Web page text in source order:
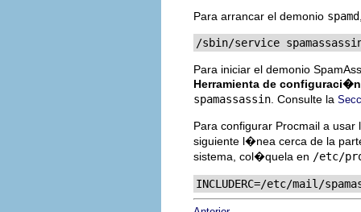
Para arrancar el demonio spamd
/sbin/service
Para iniciar el demonio
Herramienta de
spamassassin . Consulte la
Para configurar Procmail a
siguiente l�nea cerca de la
sistema, col�quela en /etc/
INCLUDERC=/etc/mail/